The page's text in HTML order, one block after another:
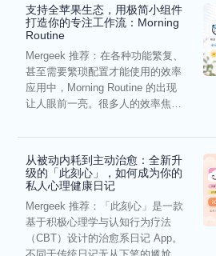
支持全苹果生态，用极简小组件
打造你的专注工作流：Morning
Routine
Mergeek 推荐：在各种功能繁复、
甚至需要繁琐配置才能使用的效率
应用中，Morning Routine 的出现
让人眼前一亮。很多人的效率焦
从被动内耗到主动治愈：全新升
级的「此刻心」，如何成为你的
私人心理健康日记
Mergeek 推荐：「此刻心」是一款
基于积极心理学与认知行为疗法
（CBT）设计的治愈系日记 App。